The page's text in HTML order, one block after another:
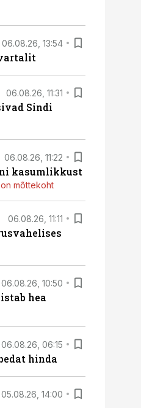
06.08.26, 13:54
06.08.26, 11:31
Sindi
06.08.26, 11:22
kasumlikkust
mõttekoht
06.08.26, 11:11
06.08.26, 10:50
hea
06.08.26, 06:15
hinda
05.08.26, 14:00